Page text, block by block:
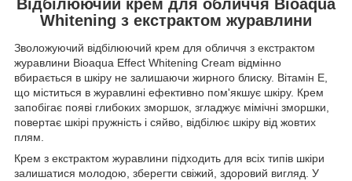
Відбілюючий крем для обличчя Bioaqua
Whitening з екстрактом журавлини
Зволожуючий відбілюючий крем для обличчя з екстрактом
журавлини Bioaqua Effect Whitening Cream відмінно
вбирається в шкіру не залишаючи жирного блиску. Вітамін Е,
що міститься в журавлині ефективно пом'якшує шкіру. Крем
запобігає появі глибоких зморшок, згладжує мімічні зморшки,
повертає шкірі пружність і сяйво, відбілює шкіру від жовтих
плям.
Крем з екстрактом журавлини підходить для всіх типів шкіри
залишатися молодою, зберегти свіжий, здоровий вигляд. У